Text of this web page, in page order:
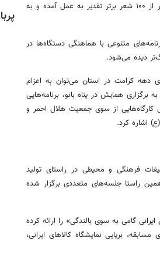
بررسی‌های لازم از برترین هنرمندان تقدیر می‌شود، همچنین از میان اشعار از ۱۰۰ شعر برتر تقدیر به عمل آمده و به
متنوعی با هماهنگی دستگاه‌ها در
دیده می‌شود.
دهه کرامت در استان می‌توان به اعزام
همایش در پناه بانو، برنامه‌هایی
کارگاه‌هایی از سوی جمعیت هلال احمر و
اشاره کرد.
فرهنگی و محیطی در راستای تولید
راستا جلسه‌های متعددی برگزار شده
گامی به سوی بالندگی» را ارائه کرده
برپایی نمایشگاه کالاهای ایرانی،